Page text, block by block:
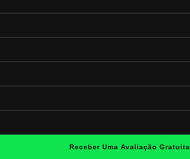
Receber Uma Avaliação Gratuita